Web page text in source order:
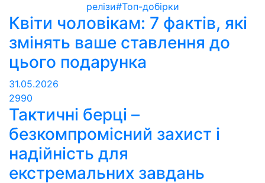
релізи#Топ-добірки
Квіти чоловікам: 7 фактів, які
змінять ваше ставлення до
цього подарунка
31.05.2026
2990
Тактичні берці –
безкомпромісний захист і
надійність для
екстремальних завдань